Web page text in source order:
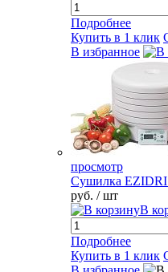
Подробнее
Купить в 1 клик
В избранное
просмотр
Сушилка
руб. / шт
В
Подробнее
Купить в 1 клик